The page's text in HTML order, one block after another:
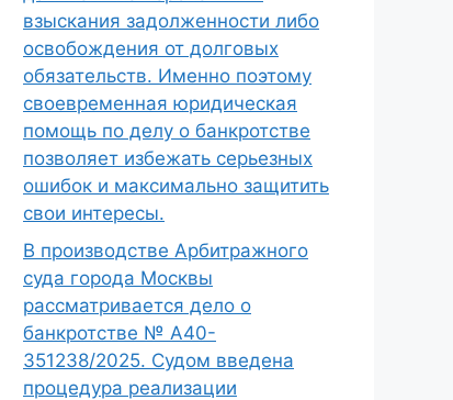
взыскания задолженности либо
освобождения от долговых
обязательств. Именно поэтому
своевременная юридическая
помощь по делу о банкротстве
позволяет избежать серьезных
ошибок и максимально защитить
свои интересы.
В производстве Арбитражного
суда города Москвы
рассматривается дело о
банкротстве № А40-
351238/2025. Судом введена
процедура реализации